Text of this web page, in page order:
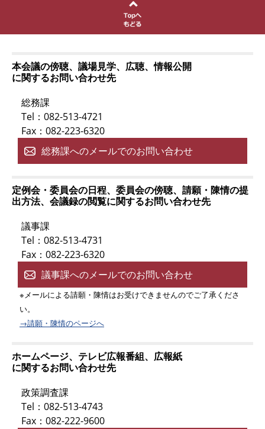
本会議の傍聴、議場見学、広聴、情報公開
に関するお問い合わせ先
総務課
Tel：082-513-4721
Fax：082-223-6320
総務課へのメールでのお問い合わせ
定例会・委員会の日程、委員会の傍聴、請願・陳情の提
出方法、会議録の閲覧に関するお問い合わせ先
議事課
Tel：082-513-4731
Fax：082-223-6320
議事課へのメールでのお問い合わせ
※メールによる請願・陳情はお受けできませんのでご了承くださ
い。
→請願・陳情のページへ
ホームページ、テレビ広報番組、広報紙
に関するお問い合わせ先
政策調査課
Tel：082-513-4743
Fax：082-222-9600